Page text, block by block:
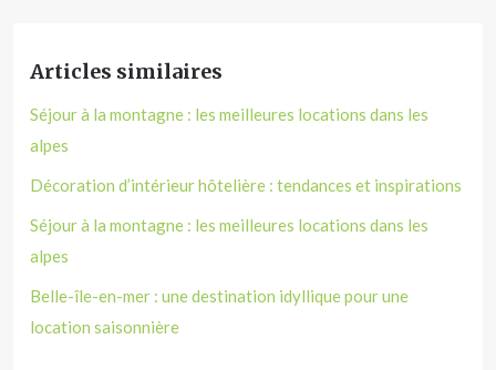
Articles similaires
Séjour à la montagne : les meilleures locations dans les
alpes
Décoration d’intérieur hôtelière : tendances et inspirations
Séjour à la montagne : les meilleures locations dans les
alpes
Belle-île-en-mer : une destination idyllique pour une
location saisonnière